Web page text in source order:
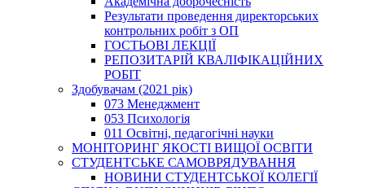
Результати проведення директорських
контрольних робіт з ОП
ГОСТЬОВІ ЛЕКЦІЇ
РЕПОЗИТАРІЙ КВАЛІФІКАЦІЙНИХ
РОБІТ
Здобувачам (2021 рік)
073 Менеджмент
053 Психологія
011 Освітні, педагогічні науки
МОНІТОРИНГ ЯКОСТІ ВИЩОЇ ОСВІТИ
СТУДЕНТСЬКЕ САМОВРЯДУВАННЯ
НОВИНИ СТУДЕНТСЬКОЇ КОЛЕГІЇ